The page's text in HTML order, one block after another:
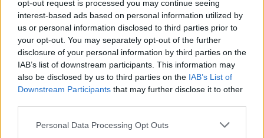
opt-out request is processed you may continue seeing
interest-based ads based on personal information utilized by
us or personal information disclosed to third parties prior to
your opt-out. You may separately opt-out of the further
disclosure of your personal information by third parties on the
IAB’s list of downstream participants. This information may
also be disclosed by us to third parties on the IAB’s List of
Downstream Participants that may further disclose it to other
Personal Data Processing Opt Outs